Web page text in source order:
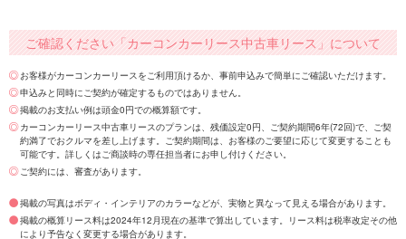
ご確認ください「カーコンカーリース中古車リース」について
お客様がカーコンカーリースをご利用頂けるか、事前申込みで簡単にご確認いただけます。
申込みと同時にご契約が確定するものではありません。
掲載のお支払い例は頭金0円での概算額です。
カーコンカーリース中古車リースのプランは、残価設定0円、ご契約期間6年(72回)で、ご契
約満了でおクルマを差し上げます。ご契約期間は、お客様のご要望に応じて変更することも
可能です。詳しくはご商談時の専任担当者にお申し付けください。
ご契約には、審査があります。
掲載の写真はボディ・インテリアのカラーなどが、実物と異なって見える場合があります。
掲載の概算リース料は2024年12月現在の基準で算出しています。リース料は税率改定その他
により予告なく変更する場合があります。